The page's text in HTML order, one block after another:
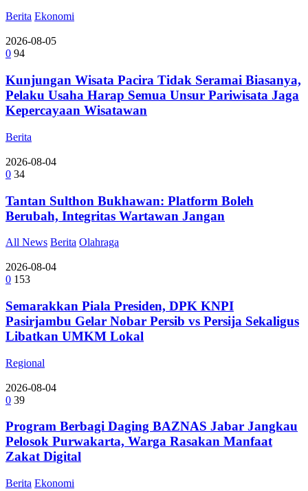
Berita Ekonomi
2026-08-05
0 94
Kunjungan Wisata Pacira Tidak Seramai Biasanya,
Pelaku Usaha Harap Semua Unsur Pariwisata Jaga
Kepercayaan Wisatawan
Berita
2026-08-04
0 34
Tantan Sulthon Bukhawan: Platform Boleh
Berubah, Integritas Wartawan Jangan
All News Berita Olahraga
2026-08-04
0 153
Semarakkan Piala Presiden, DPK KNPI
Pasirjambu Gelar Nobar Persib vs Persija Sekaligus
Libatkan UMKM Lokal
Regional
2026-08-04
0 39
Program Berbagi Daging BAZNAS Jabar Jangkau
Pelosok Purwakarta, Warga Rasakan Manfaat
Zakat Digital
Berita Ekonomi